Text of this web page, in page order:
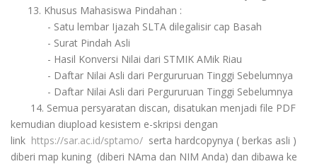
13. Khusus Mahasiswa Pindahan :
- Satu lembar Ijazah SLTA dilegalisir cap Basah
- Surat Pindah Asli
- Hasil Konversi Nilai dari STMIK AMik Riau
- Daftar Nilai Asli dari Pergururuan Tinggi Sebelumnya
- Daftar Nilai Asli dari Pergururuan Tinggi Sebelumnya
14. Semua persyaratan discan, disatukan menjadi file PDF
kemudian diupload kesistem e-skripsi dengan
link https://sar.ac.id/sptamo/ serta hardcopynya ( berkas asli )
diberi map kuning (diberi NAma dan NIM Anda) dan dibawa ke